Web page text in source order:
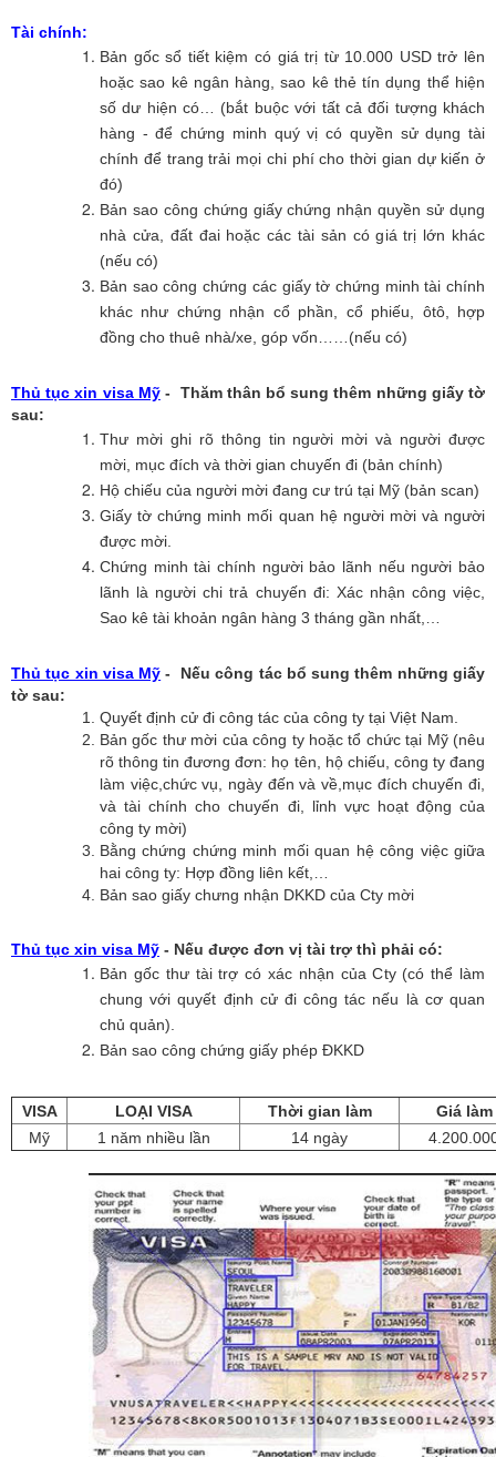
Tài chính:
Bản gốc sổ tiết kiệm có giá trị từ 10.000 USD trở lên
hoặc sao kê ngân hàng, sao kê thẻ tín dụng thể hiện
số dư hiện có… (bắt buộc với tất cả đối tượng khách
hàng - để chứng minh quý vị có quyền sử dụng tài
chính để trang trải mọi chi phí cho thời gian dự kiến ở
đó)
Bản sao công chứng giấy chứng nhận quyền sử dụng
nhà cửa, đất đai hoặc các tài sản có giá trị lớn khác
(nếu có)
Bản sao công chứng các giấy tờ chứng minh tài chính
khác như chứng nhận cổ phần, cổ phiếu, ôtô, hợp
đồng cho thuê nhà/xe, góp vốn……(nếu có)
Thủ tục xin visa Mỹ - Thăm thân bổ sung thêm những giấy tờ
sau:
Thư mời ghi rõ thông tin người mời và người được
mời, mục đích và thời gian chuyến đi (bản chính)
Hộ chiếu của người mời đang cư trú tại Mỹ (bản scan)
Giấy tờ chứng minh mối quan hệ người mời và người
được mời.
Chứng minh tài chính người bảo lãnh nếu người bảo
lãnh là người chi trả chuyến đi: Xác nhận công việc,
Sao kê tài khoản ngân hàng 3 tháng gần nhất,…
Thủ tục xin visa Mỹ - Nếu công tác bổ sung thêm những giấy
tờ sau:
Quyết định cử đi công tác của công ty tại Việt Nam.
Bản gốc thư mời của công ty hoặc tổ chức tại Mỹ (nêu
rõ thông tin đương đơn: họ tên, hộ chiếu, công ty đang
làm việc,chức vụ, ngày đến và về,mục đích chuyến đi,
và tài chính cho chuyến đi, lỉnh vực hoạt động của
công ty mời)
Bằng chứng chứng minh mối quan hệ công việc giữa
hai công ty: Hợp đồng liên kết,…
Bản sao giấy chưng nhận DKKD của Cty mời
Thủ tục xin visa Mỹ - Nếu được đơn vị tài trợ thì phải có:
Bản gốc thư tài trợ có xác nhận của Cty (có thể làm
chung với quyết định cử đi công tác nếu là cơ quan
chủ quản).
Bản sao công chứng giấy phép ĐKKD
VISA LOẠI VISA Thời gian làm
Giá
Mỹ
1 năm nhiều lần 14 ngày